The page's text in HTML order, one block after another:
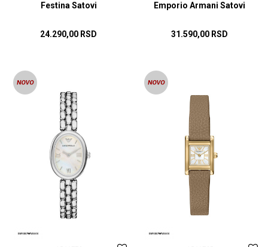
Festina Satovi
24.290,00 RSD
Emporio Armani Satovi
31.590,00 RSD